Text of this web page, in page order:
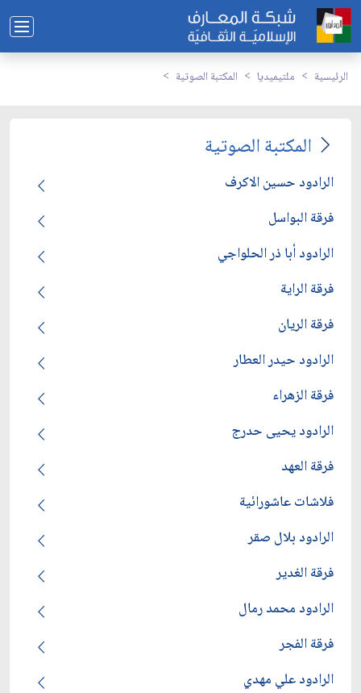
الرئيسية ملتيميديا المكتبة الصوتية
المكتبة الصوتية
الرادود حسين الاكرف
فرقة البواسل
الرادود أبا ذر الحلواجي
فرقة الراية
فرقة الريان
الرادود حيدر العطار
فرقة الزهراء
الرادود يحيى حدرج
فرقة العهد
فلاشات عاشورائية
الرادود بلال صقر
فرقة الغدير
الرادود محمد رمال
فرقة الفجر
الرادود علي مهدي